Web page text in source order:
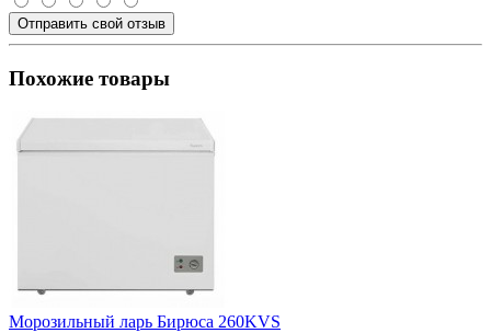
Отправить свой отзыв
Похожие товары
Морозильный ларь Бирюса 260KVS